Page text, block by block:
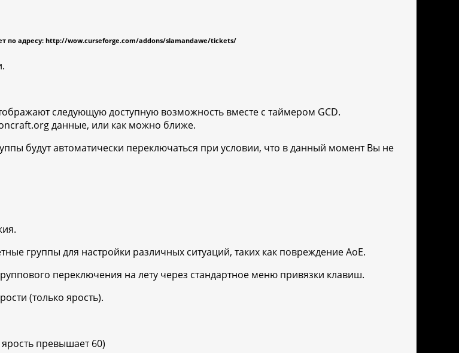
по адресу: http://wow.curseforge.com/addons/slamandawe/tickets/
следующую доступную возможность вместе с таймером GCD.
данные, или как можно ближе.
будут автоматически переключаться при условии, что в данный момент Вы не
группы для настройки различных ситуаций, таких как повреждение AoE.
переключения на лету через стандартное меню привязки клавиш.
(только ярость).
превышает 60)